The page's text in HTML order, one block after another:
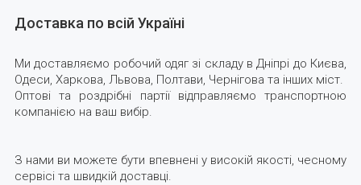
Доставка по всій Україні
Ми доставляємо робочий одяг зі складу в Дніпрі до Києва,
Одеси, Харкова, Львова, Полтави, Чернігова та інших міст.
Оптові та роздрібні партії відправляємо транспортною
компанією на ваш вибір.
З нами ви можете бути впевнені у високій якості, чесному
сервісі та швидкій доставці.